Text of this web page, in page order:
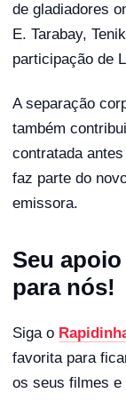
de gladiadores
E. Tarabay,
participação de
A separação
também
contratada
faz parte do
emissora.
Seu
para nós!
Siga o
favorita para
os seus filmes